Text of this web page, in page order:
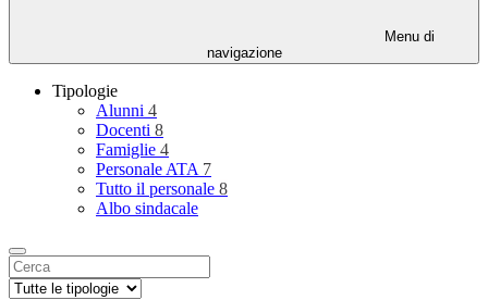
Menu di
navigazione
Tipologie
Alunni 4
Docenti 8
Famiglie 4
Personale ATA 7
Tutto il personale 8
Albo sindacale